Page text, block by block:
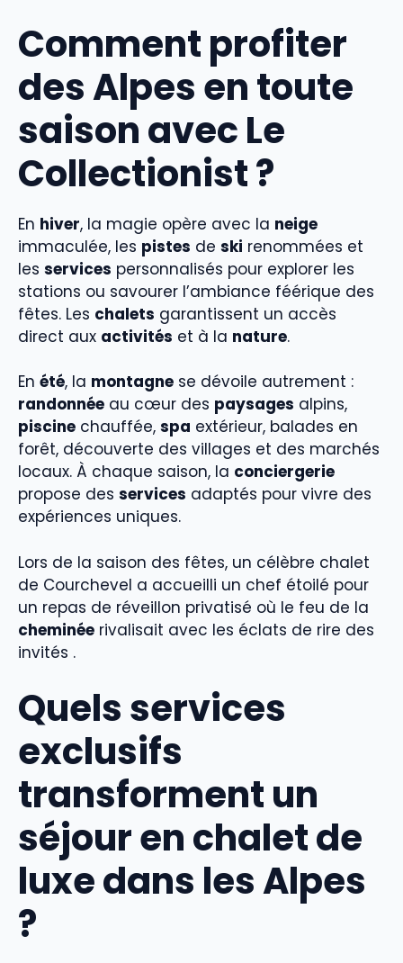
Comment profiter
des Alpes en toute
saison avec Le
Collectionist ?
En hiver, la magie opère avec la neige
immaculée, les pistes de ski renommées et
les services personnalisés pour explorer les
stations ou savourer l’ambiance féérique des
fêtes. Les chalets garantissent un accès
direct aux activités et à la nature.
En été, la montagne se dévoile autrement :
randonnée au cœur des paysages alpins,
piscine chauffée, spa extérieur, balades en
forêt, découverte des villages et des marchés
locaux. À chaque saison, la conciergerie
propose des services adaptés pour vivre des
expériences uniques.
Lors de la saison des fêtes, un célèbre chalet
de Courchevel a accueilli un chef étoilé pour
un repas de réveillon privatisé où le feu de la
cheminée rivalisait avec les éclats de rire des
invités .
Quels services
exclusifs
transforment un
séjour en chalet de
luxe dans les Alpes
?